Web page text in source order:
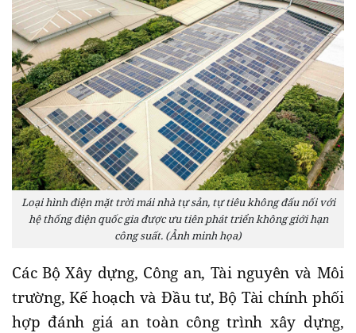
Loại hình điện mặt trời mái nhà tự sản, tự tiêu không đấu nối với
hệ thống điện quốc gia được ưu tiên phát triển không giới hạn
công suất. (Ảnh minh họa)
Các Bộ Xây dựng, Công an, Tài nguyên và Môi
trường, Kế hoạch và Đầu tư, Bộ Tài chính phối
hợp đánh giá an toàn công trình xây dựng,